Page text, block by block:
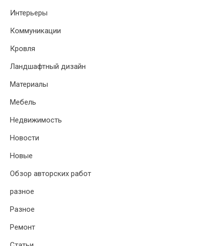
Интерьеры
Коммуникации
Кровля
Ландшафтный дизайн
Материалы
Мебель
Недвижимость
Новости
Новые
Обзор авторских работ
разное
Разное
Ремонт